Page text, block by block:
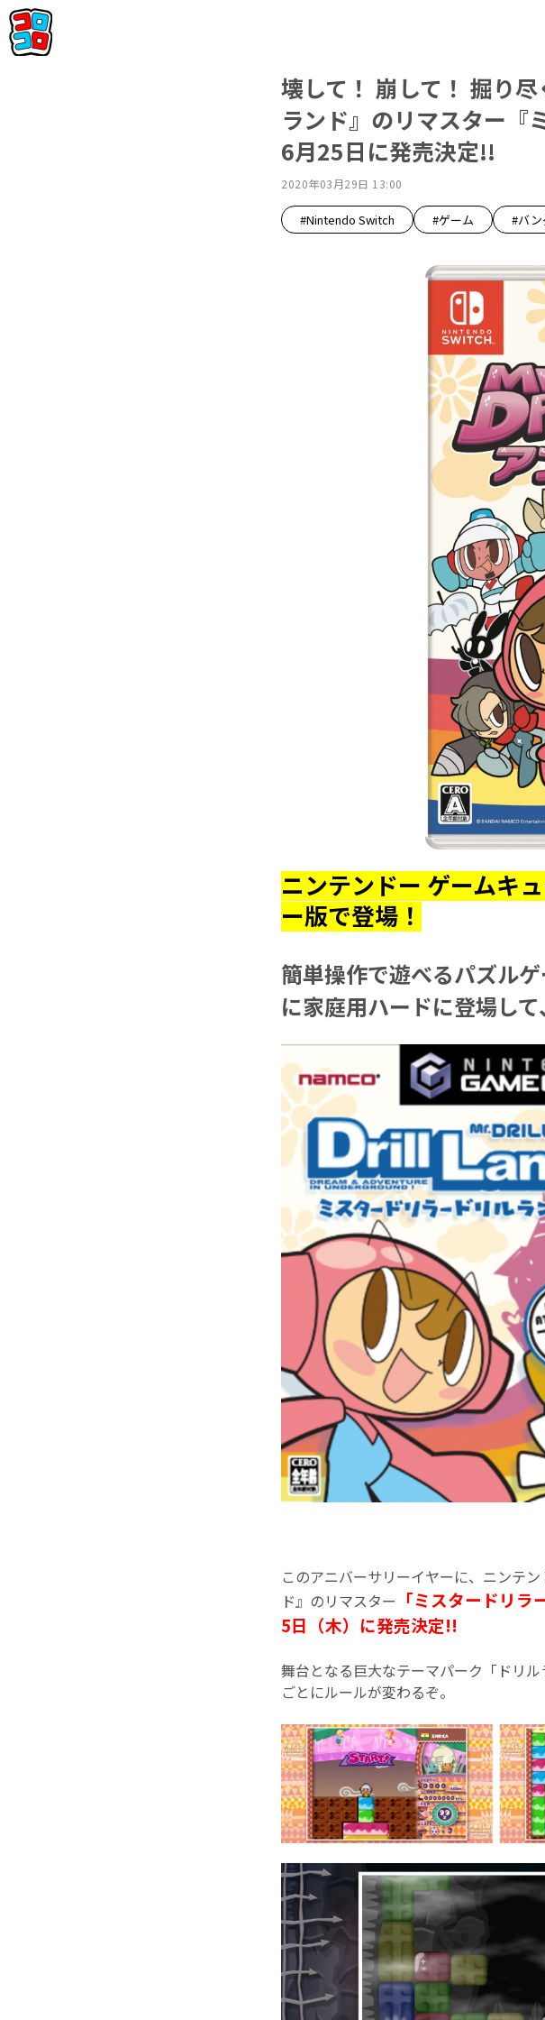
壊して！ 崩して！ 掘り
ランド』のリマスター『
6月25日に発売決定!!
2020年03月29日 13:00
#Nintendo Switch #ゲーム #バン
ニンテンドー ゲームキ
ー版で登場！
簡単操作で遊べるパズル
に家庭用ハードに登場し
このアニバーサリーイヤーに、ニンテ
ド』のリマスター 「ミスタードリ
5日（木）に発売決定!!
舞台となる巨大なテーマパーク「ドリ
ごとにルールが変わるぞ。